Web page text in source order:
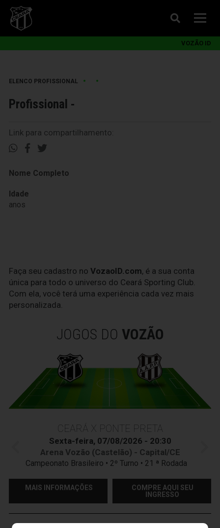
VOZÃO ID
ELENCO PROFISSIONAL • •
Profissional -
Link para compartilhamento:
Nome Completo
Idade
anos
Faça seu cadastro no VozaoID.com, é a sua conta
única para todo o universo do Ceará Sporting Club.
Com ela, você terá uma experiência cada vez mais
personalizada.
JOGOS DO VOZÃO
CEARÁ X PONTE PRETA
Sexta-feira, 07/08/2026 - 20:30
Arena Vozão (Castelão) - Capital/CE
Campeonato Brasileiro • 2º Turno • 21 ª Rodada
MAIS INFORMAÇÕES
COMPRE AQUI SEU
INGRESSO